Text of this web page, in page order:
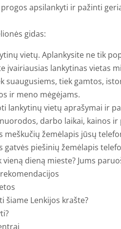
apsilankyti ir pažinti
gidas:
vietų. Aplankysite ne tik
įvairiausias lankytinas vietas
suaugusiems, tiek gamtos,
ir meno mėgėjams.
lankytinų vietų aprašymai ir
darbo laikai, kainos ir
meškučių žemėlapis jūsų
gatvės piešinių žemėlapis
vieną dieną mieste? Jums
šiame Lenkijos krašte?